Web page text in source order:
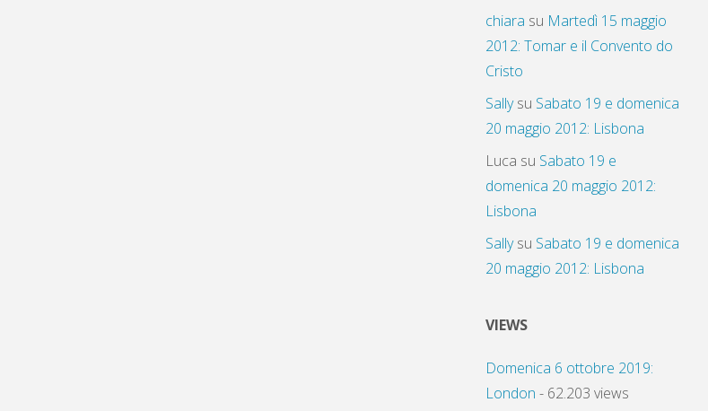
chiara su Martedì 15 maggio
2012: Tomar e il Convento do
Cristo
Sallysu Sabato 19 e domenica
20 maggio 2012: Lisbona
Luca su Sabato 19 e
domenica 20 maggio 2012:
Lisbona
Sallysu Sabato 19 e domenica
20 maggio 2012: Lisbona
VIEWS
Domenica 6 ottobre 2019:
London - 62.203 views